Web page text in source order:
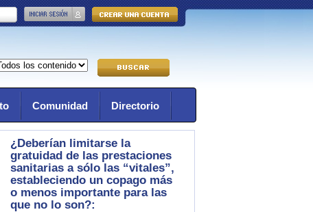
Comunidad Directorio
¿Deberían limitarse la
gratuidad de las prestaciones
sanitarias a sólo las “vitales”,
estableciendo un copago más
o menos importante para las
que no lo son?: